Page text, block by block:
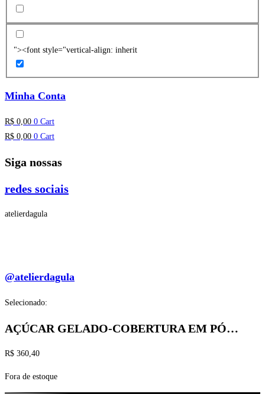
"><font style="vertical-align: inherit
Minha Conta
R$ 0,00 0 Cart
R$ 0,00 0 Cart
Siga nossas
redes sociais
atelierdagula
@atelierdagula
Selecionado:
AÇÚCAR GELADO-COBERTURA EM PÓ…
R$ 360,40
Fora de estoque